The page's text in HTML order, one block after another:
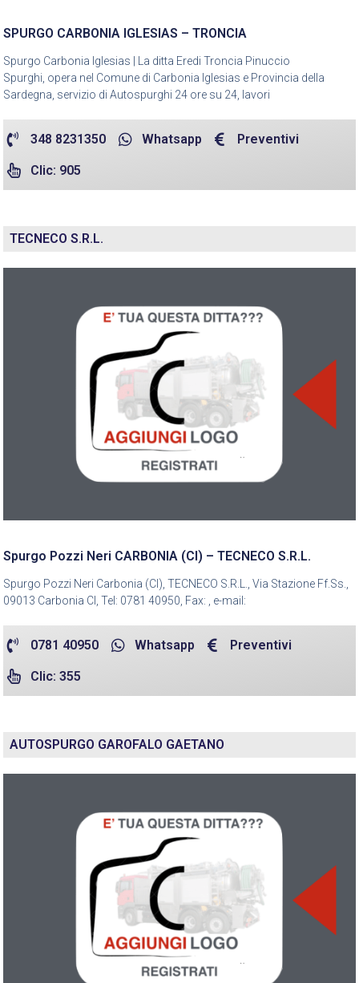
SPURGO CARBONIA IGLESIAS – TRONCIA
Spurgo Carbonia Iglesias | La ditta Eredi Troncia Pinuccio
Spurghi, opera nel Comune di Carbonia Iglesias e Provincia della
Sardegna, servizio di Autospurghi 24 ore su 24, lavori
348 8231350 Whatsapp Preventivi
Clic: 905
TECNECO S.R.L.
Spurgo Pozzi Neri CARBONIA (CI) – TECNECO S.R.L.
Spurgo Pozzi Neri Carbonia (CI), TECNECO S.R.L., Via Stazione Ff.Ss.,
09013 Carbonia CI, Tel: 0781 40950, Fax: , e-mail:
0781 40950 Whatsapp Preventivi
Clic: 355
AUTOSPURGO GAROFALO GAETANO